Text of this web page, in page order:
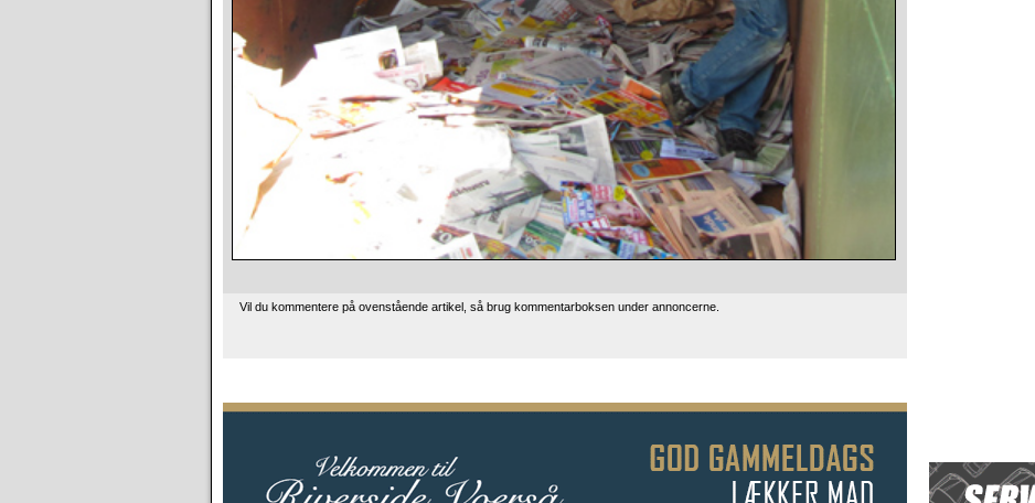
Vil du kommentere på ovenstående artikel, så brug kommentarboksen under annoncerne.